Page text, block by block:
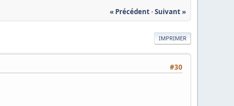
« Précédent-Suivant »
IMPRIMER
#30